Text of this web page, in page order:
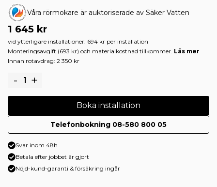
Våra rörmokare är auktoriserade av Säker Vatten
1 645 kr
vid ytterligare installationer: 694 kr per installation
Monteringsavgift (693 kr) och materialkostnad tillkommer. Läs mer
Innan rotavdrag: 2 350 kr
- 1 +
Boka installation
Telefonbokning 08-580 800 05
Svar inom 48h
Betala efter jobbet är gjort
Nöjd-kund-garanti & försäkring ingår